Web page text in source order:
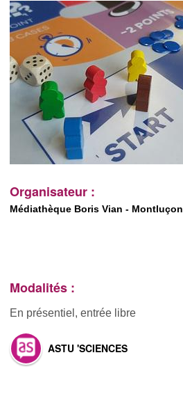
Organisateur :
Médiathèque Boris Vian - Montluçon
Modalités :
En présentiel, entrée libre
ASTU 'SCIENCES